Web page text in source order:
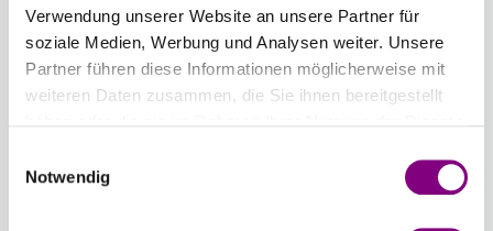
Verwendung unserer Website an unsere Partner für
soziale Medien, Werbung und Analysen weiter. Unsere
Partner führen diese Informationen möglicherweise mit
weiteren Daten zusammen, die Sie ihnen bereitgestellt
Notwendig
Gesamtsumme: Preis ab
Wenn Sie eine bestimmte Chargennummer wünschen,